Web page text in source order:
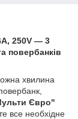
250V — 3
повербанків
хвилина
Євро"
все необхідне